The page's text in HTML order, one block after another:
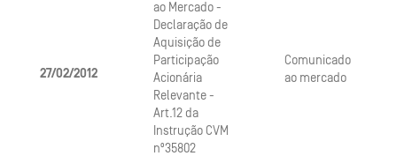
27/02/2012
ao Mercado -
Declaração de
Aquisição de
Participação
Acionária
Relevante -
Art.12 da
Instrução CVM
nº35802
Comunicado
ao mercado